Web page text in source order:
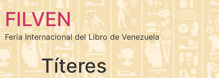
FILVEN
Feria Internacional del Libro de Venezuela
Títeres